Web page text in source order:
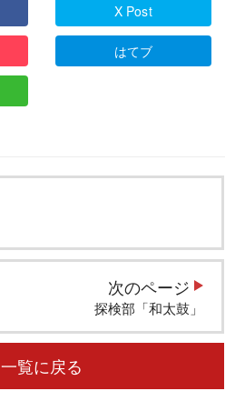
X Post
はてブ
次のページ
探検部「和太鼓」
一覧に戻る